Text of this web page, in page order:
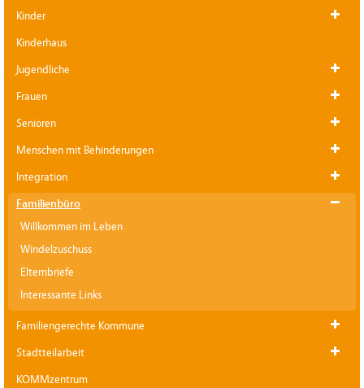
Kinder
Kinderhaus
Jugendliche
Frauen
Senioren
Menschen mit Behinderungen
Integration
Familienbüro
Willkommen im Leben
Windelzuschuss
Elternbriefe
Interessante Links
Familiengerechte Kommune
Stadtteilarbeit
KOMMzentrum